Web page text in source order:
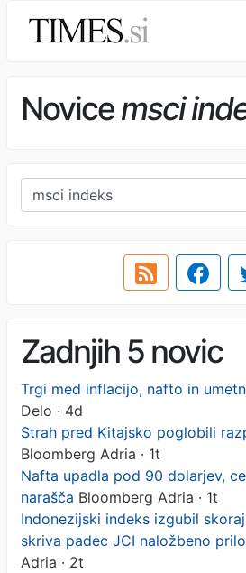
Novicemsci
Zadnjih 5 novic
Trgi med inflacijo, nafto in
Delo · 4d
Strah pred Kitajsko poglobili
Bloomberg Adria · 1t
Nafta upadla pod 90 dolarjev,
narašča Bloomberg Adria · 1t
Indonezijski indeks izgubil
skriva padec JCI naložbeno
Adria · 2t